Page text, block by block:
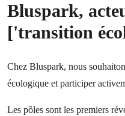
Bluspark,
['transition
Chez Bluspark, nous
écologique et participer
Les pôles sont les premiers